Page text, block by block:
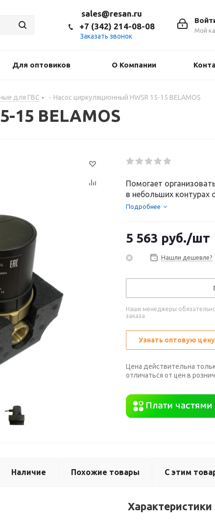
Мой
sales@resan.ru
+7 (342) 214-08-08
Заказать звонок
Для оптовиков О Компании
для ГВС - Насос циркуляционный HWSR 15-15 BELAMOS
15 BELAMOS
Помогает
в небольших контурах
Подробнее
5 563 руб./шт
Нашли дешевле?
Наши менеджеры
заказа
Узнать оптовую цену
Цена действительна
отличаться от цен в
Наличие Похожие товары С этим
Характеристики